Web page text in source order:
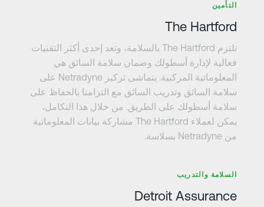
التأمين
The Hartford
تلتزم The Hartford بالسلامة، وتعد إحدى أكثر التقنيات
فعالية لإدارة أسطولك وضمان سلامة السائق هي
المعلوماتية المركبية. يتماشى تركيز Netradyne على
سلامة السائق وتدريب السائق مع التزامنا بالحفاظ على
سلامة أسطولك على الطريق. من خلال هذا التكامل،
يمكن لعملاء The Hartford مشاركة بيانات المعلوماتية
السلامة والتدريب
Detroit Assurance